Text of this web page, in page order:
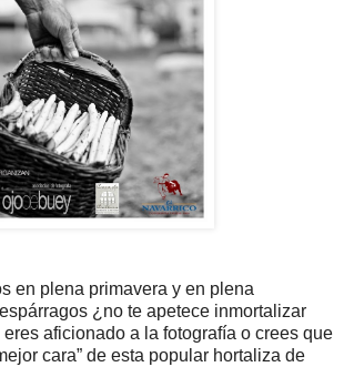
en plena primavera y en plena
¿no te apetece inmortalizar
aficionado a la fotografía o crees que
cara” de esta popular hortaliza de